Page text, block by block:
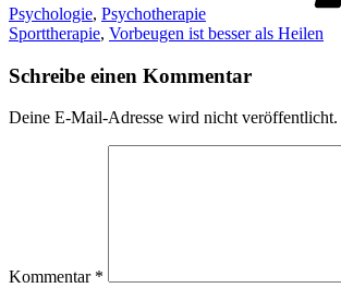
Psychologie, Psychotherapie
Sporttherapie, Vorbeugen ist besser als Heilen
Schreibe einen Kommentar
Deine E-Mail-Adresse wird nicht veröffentlicht.
Kommentar *